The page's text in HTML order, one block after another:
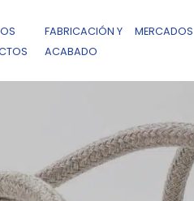
FABRICACIÓN Y
ACABADO
MERCADOS